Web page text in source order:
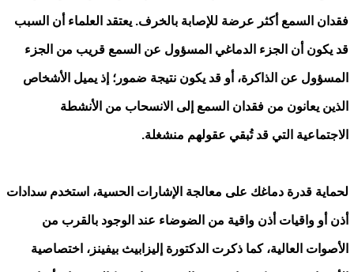
فقدان السمع أكثر عرضة للإصابة بالخرف. يعتقد العلماء أن السبب
قد يكون أن الجزء الدماغي المسؤول عن السمع قريب من الجزء
المسؤول عن الذاكرة، أو قد يكون نتيجة ضمور؛ إذ يميل الأشخاص
الذين يعانون من فقدان السمع إلى الانسحاب من الأنشطة
الاجتماعية التي قد تُبقي عقولهم منشغلة.
لحماية قدرة دماغك على معالجة الإشارات الحسية، استخدم سدادات
أذن أو واقيات أذن واقية من الضوضاء عند الوجود بالقرب من
الأصوات العالية، كما ذكرت الدكتورة إليزابيث بيفينز، اختصاصية